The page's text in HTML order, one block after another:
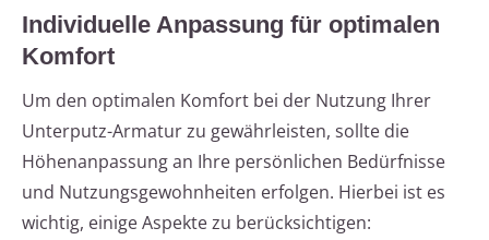
Individuelle Anpassung für optimalen
Komfort
Um den optimalen Komfort bei der Nutzung Ihrer
Unterputz-Armatur zu gewährleisten, sollte die
Höhenanpassung an Ihre persönlichen Bedürfnisse
und Nutzungsgewohnheiten erfolgen. Hierbei ist es
wichtig, einige Aspekte zu berücksichtigen: